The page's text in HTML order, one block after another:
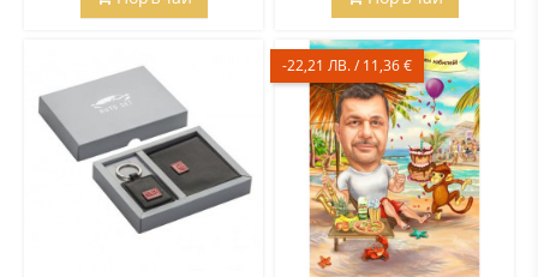
-22,21 ЛВ. / 11,36 €